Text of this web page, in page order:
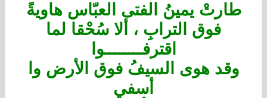
طارتْ يمينُ الفتى العبّاس هاويةً
فوق الترابِ ، ألا سُحْقا لما
اقترفــــــــوا
وقد هوى السيفُ فوق الأرض وا
أسفي